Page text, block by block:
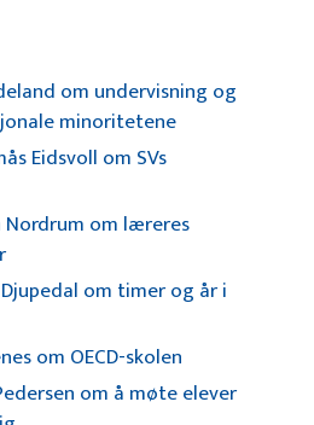
om undervisning og
minoritetene
Eidsvoll om SVs
Nordrum om læreres
Djupedal om timer og år i
om OECD-skolen
om å møte elever